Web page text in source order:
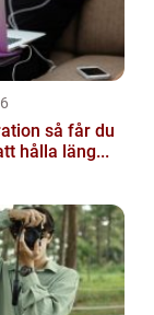
får du
hålla läng...